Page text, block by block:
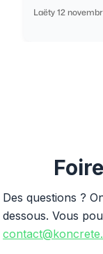
Laëty 12
Des questions ?
dessous. Vous